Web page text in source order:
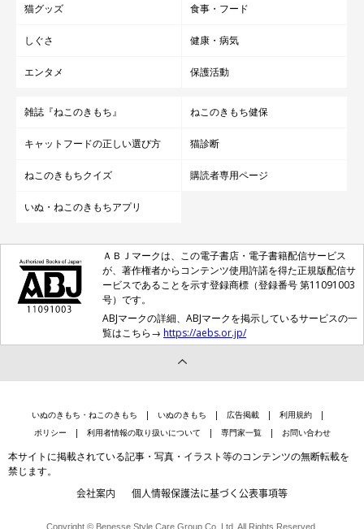
猫グッズ 食事・フード
しぐさ 健康・病気
エンタメ 保護活動
雑誌『ねこのきもち』 ねこのきもち健保
キャットフードの正しい選び方 猫診断
ねこのきもちクイズ 購読者専用ページ
いぬ・ねこのきもちアプリ
ＡＢＪマークは、この電子書店・電子書籍配信サービス
が、著作権者からコンテンツ使用許諾を得た正規版配信サ
ービスであることを示す登録商標（登録番号 第11091003
号）です。
ABJマークの詳細、ABJマークを掲示しているサービスの一
覧はこちら→ https://aebs.or.jp/
いぬのきもち・ねこのきもち いぬのきもち 広告掲載
利用規約
ポリシー
利用者情報の取り扱いについて 専門家一覧 お問い合わせ
本サイトに掲載されている記事・写真・イラスト等のコンテンツの無断転載を
禁じます。
会社案内 個人情報保護法に基づく公表事項等
Copyright © Benesse Style Care Group Co.,Ltd. All Rights Reserved.